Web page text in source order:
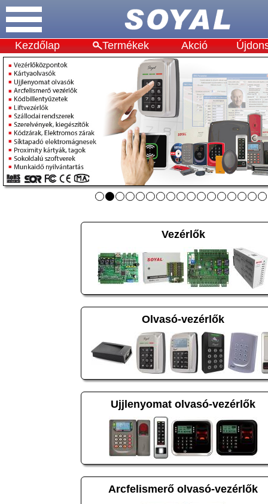
Kezdőlap Termékek Akció
Vezérlők
Olvasó-vezérlők
Ujjlenyomat olvasó-vezérlők
Arcfelismerő olvasó-vezérlők